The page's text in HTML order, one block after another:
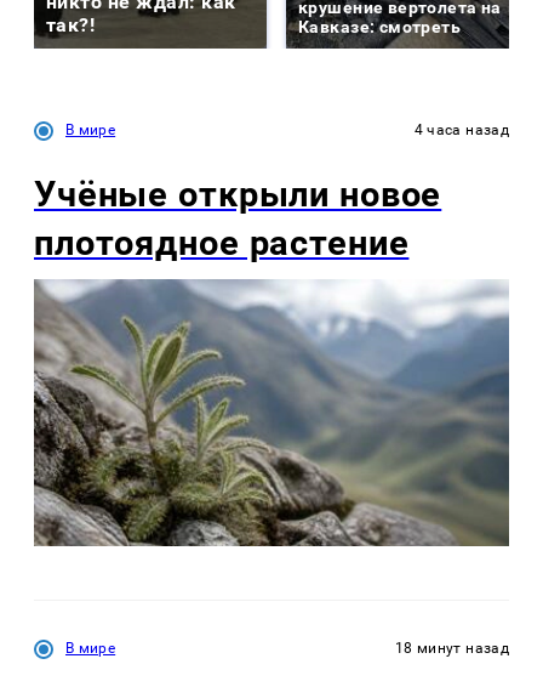
так?!
крушение вертолета на
Кавказе: смотреть
В мире 4 часа назад
Учёные открыли новое
плотоядное растение
В мире 18 минут назад